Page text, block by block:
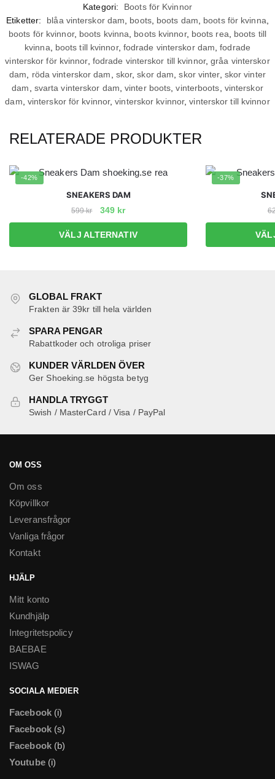
Kategori:
Boots för Kvinnor
Etiketter:
blåa vinterskor dam boots, boots dam boots för kvinna
boots för kvinnor, boots kvinna boots kvinnor, boots rea
boots till
kvinna
boots till kvinnor, fodrade vinterskor dam ,fodrade
vinterskor för kvinnor, fodrade vinterskor till kvinnor,gråa vinterskor
dam
röda vinterskor dam skor,skor dam ,skor vinter, skor vinter
dam
svarta vinterskor dam ,vinter boots ,vinterboots vinterskor
dam vinterskor för kvinnor,vinterskor kvinnor,vinterskor till kvinnor
RELATERADE PRODUKTER
-42%
SNEAKERS DAM
599kr
Det
ursprungliga
priset
var:
349 krDet
nuvarande
priset
är:
VÄLJ ALTERNATIV
Den
här
varianter.
olika
alternativen
kan
väljas
produktsidan
-37%
GLOBAL FRAKT
Frakten är 39kr till hela världen
SPARA PENGAR
Rabattkoder och otroliga priser
KUNDER VÄRLDEN ÖVER
Ger Shoeking.se högsta betyg
HANDLA TRYGGT
Swish / MasterCard / Visa / PayPal
OM OSS
Om oss
Köpvillkor
Leveransfrågor
Vanliga frågor
Kontakt
HJÄLP
Mitt konto
Kundhjälp
Integritetspolicy
BAEBAE
ISWAG
SOCIALA MEDIER
Facebook(i)
Facebook(s)
Facebook(b)
Youtube(i)